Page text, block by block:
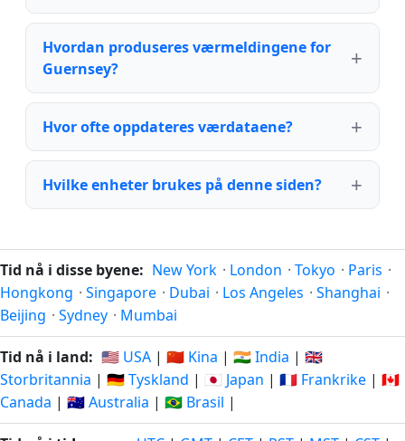
Hvordan produseres værmeldingene for
Guernsey?
Hvor ofte oppdateres værdataene?
Hvilke enheter brukes på denne siden?
Tid nå i disse byene: New York · London · Tokyo · Paris ·
Hongkong · Singapore · Dubai · Los Angeles · Shanghai ·
Beijing · Sydney · Mumbai
Tid nå i land: 🇺🇸 USA | 🇨🇳 Kina | 🇮🇳 India | 🇬🇧
Storbritannia | 🇩🇪 Tyskland | 🇯🇵 Japan | 🇫🇷 Frankrike | 🇨🇦
Canada | 🇦🇺 Australia | 🇧🇷 Brasil |